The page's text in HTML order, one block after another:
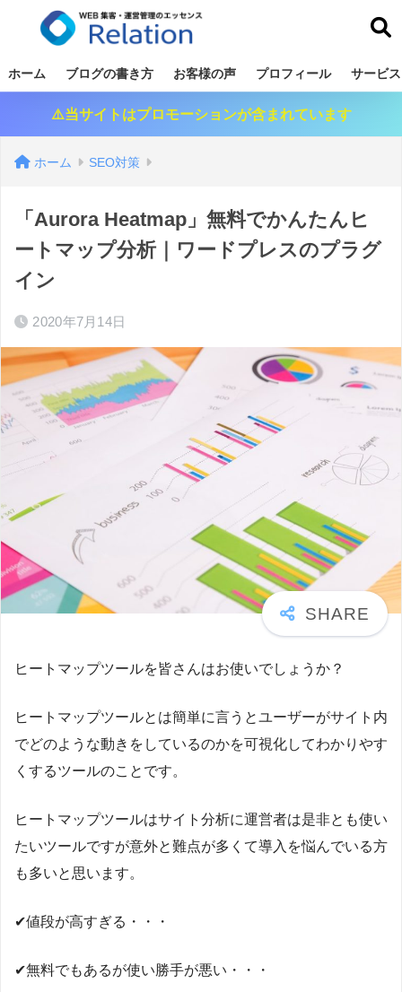
ホーム ブログの書き方 お客様の声 プロフィール サービ
⚠️当サイトはプロモーションが含まれています
ホーム SEO対策
「Aurora Heatmap」無料でかんたんヒ
ートマップ分析｜ワードプレスのプラグ
イン
2020年7月14日
ヒートマップツールを皆さんはお使いでしょうか？
ヒートマップツールとは簡単に言うとユーザーがサイト内
でどのような動きをしているのかを可視化してわかりやす
くするツールのことです。
ヒートマップツールはサイト分析に運営者は是非とも使い
たいツールですが意外と難点が多くて導入を悩んでいる方
も多いと思います。
✔値段が高すぎる・・・
✔無料でもあるが使い勝手が悪い・・・